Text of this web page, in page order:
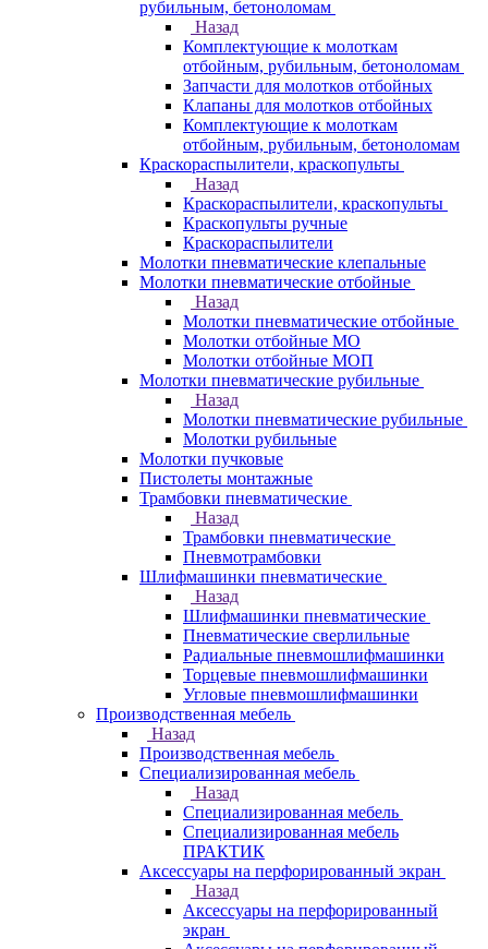
рубильным, бетоноломам
Назад
Комплектующие к молоткам
отбойным, рубильным, бетоноломам
Запчасти для молотков отбойных
Клапаны для молотков отбойных
Комплектующие к молоткам
отбойным, рубильным, бетоноломам
Краскораспылители, краскопульты
Назад
Краскораспылители, краскопульты
Краскопульты ручные
Краскораспылители
Молотки пневматические клепальные
Молотки пневматические отбойные
Назад
Молотки пневматические отбойные
Молотки отбойные МО
Молотки отбойные МОП
Молотки пневматические рубильные
Назад
Молотки пневматические рубильные
Молотки рубильные
Молотки пучковые
Пистолеты монтажные
Трамбовки пневматические
Назад
Трамбовки пневматические
Пневмотрамбовки
Шлифмашинки пневматические
Назад
Шлифмашинки пневматические
Пневматические сверлильные
Радиальные пневмошлифмашинки
Торцевые пневмошлифмашинки
Угловые пневмошлифмашинки
Производственная мебель
Назад
Производственная мебель
Cпециализированная мебель
Назад
Cпециализированная мебель
Специализированная мебель
ПРАКТИК
Аксессуары на перфорированный экран
Назад
Аксессуары на перфорированный
экран